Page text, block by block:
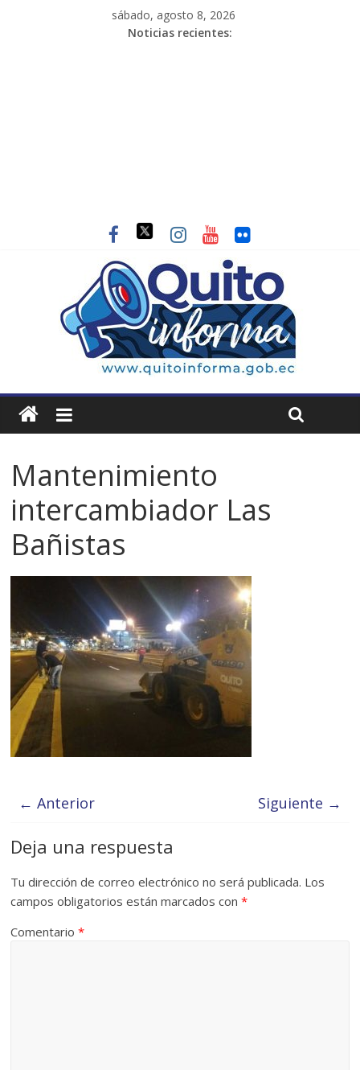
sábado, agosto 8, 2026
Noticias recientes:
Mantenimiento
intercambiador Las
Bañistas
← Anterior Siguiente →
Deja una respuesta
Tu dirección de correo electrónico no será publicada. Los
campos obligatorios están marcados con*
Comentario*